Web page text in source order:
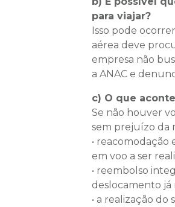
para viajar?
Isso pode
aérea deve
empresa não
a ANAC e
c) O que
Se não houver
sem prejuízo da
•
em voo a ser
• reembolso
deslocamento já
• a realização